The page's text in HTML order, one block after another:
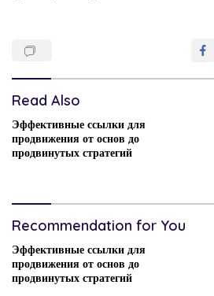
Read Also
Эффективные ссылки для
продвижения от основ до
продвинутых стратегий
Recommendation for You
Эффективные ссылки для
продвижения от основ до
продвинутых стратегий